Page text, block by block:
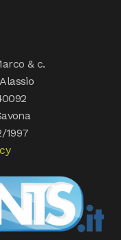
& c.
1997